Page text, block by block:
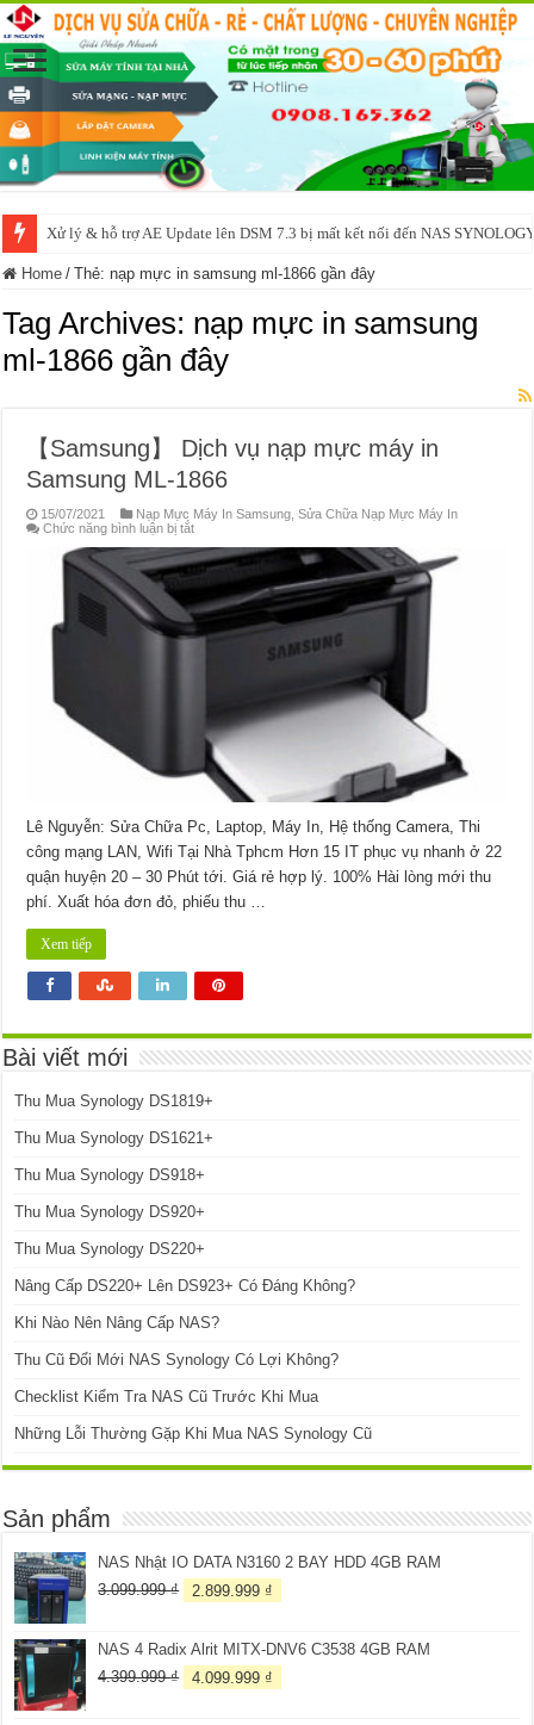
Xử lý & hỗ trợ AE Update lên DSM 7.3 bị mất kết nối đến NAS
Home / Thẻ:nạp mực in samsung ml-1866 gần đây
Tag Archives: nạp mực in samsung
ml-1866 gần đây
【Samsung】 Dịch vụ nạp mực máy in
Samsung ML-1866
15/07/2021 Nạp Mực Máy In Samsung ,Sửa Chữa Nạp Mực Máy In
Chức năng bình luận bị tắtở
Dịch
vụ
nạp
mực
máy
in
Lê Nguyễn: Sửa Chữa Pc, Laptop, Máy In, Hệ thống Camera, Thi
công mạng LAN, Wifi Tại Nhà Tphcm Hơn 15 IT phục vụ nhanh ở 22
quận huyện 20 – 30 Phút tới. Giá rẻ hợp lý. 100% Hài lòng mới thu
phí. Xuất hóa đơn đỏ, phiếu thu …
Xem tiếp
Bài viết mới
Thu Mua Synology DS1819+
Thu Mua Synology DS1621+
Thu Mua Synology DS918+
Thu Mua Synology DS920+
Thu Mua Synology DS220+
Nâng Cấp DS220+ Lên DS923+ Có Đáng Không?
Khi Nào Nên Nâng Cấp NAS?
Thu Cũ Đổi Mới NAS Synology Có Lợi Không?
Checklist Kiểm Tra NAS Cũ Trước Khi Mua
Những Lỗi Thường Gặp Khi Mua NAS Synology Cũ
Sản phẩm
NAS Nhật IO DATA N3160 2 BAY HDD 4GB RAM
3.099.999₫
Giá
3.099.999 ₫.
2.899.999 ₫
là:
NAS 4 Radix Alrit MITX-DNV6 C3538 4GB RAM
4.399.999₫
Giá
4.099.999 ₫